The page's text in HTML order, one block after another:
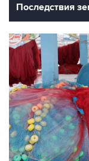
Последствия